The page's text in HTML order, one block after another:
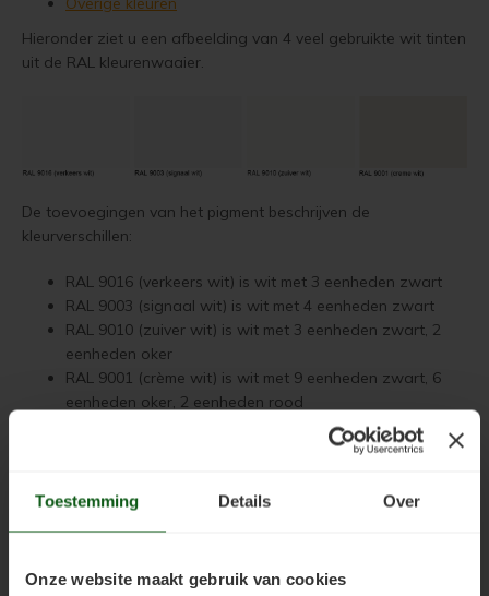
Toestemming Details Over
Onze website maakt gebruik van cookies
Olympic Premium Acrylic Latex Stain Overschilderen
Trap verven
Houten vloer schuren
Tegels coaten en/of schilderen
Vloerverf voor binnen
Hieronder ziet u een afbeelding van 4 veel gebruikte wit tinten
uit de RAL kleurenwaaier.
De toevoegingen van het pigment beschrijven de
kleurverschillen:
RAL 9016 (verkeers wit) is wit met 3 eenheden zwart
RAL 9003 (signaal wit) is wit met 4 eenheden zwart
RAL 9010 (zuiver wit) is wit met 3 eenheden zwart, 2
eenheden oker
RAL 9001 (crème wit) is wit met 9 eenheden zwart, 6
eenheden oker, 2 eenheden rood
Stappenplan voor het verven van uw houten huis
Hout impregneren met
Jotun Visir Oljegrunning Klar